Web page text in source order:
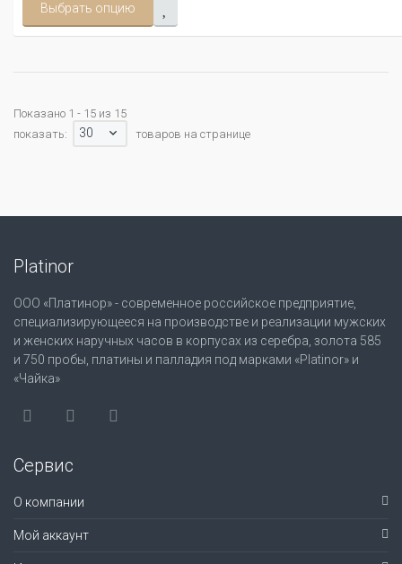
Выбрать опцию
Показано 1 - 15 из 15
показать:
30 товаров на странице
Platinor
ООО «Платинор» - современное российское предприятие,
специализирующееся на производстве и реализации мужских
и женских наручных часов в корпусах из серебра, золота 585
и 750 пробы, платины и палладия под марками «Platinor» и
«Чайка»
Сервис
О компании
Мой аккаунт